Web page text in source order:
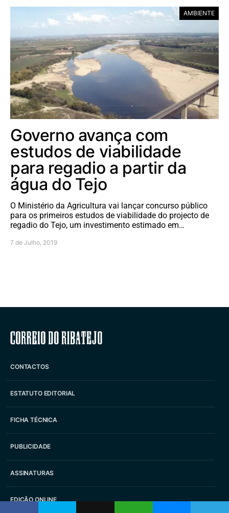
AMBIENTE
Governo avança com
estudos de viabilidade
para regadio a partir da
água do Tejo
O Ministério da Agricultura vai lançar concurso público
para os primeiros estudos de viabilidade do projecto de
regadio do Tejo, um investimento estimado em…
7 de Julho, 2019
Correio do Ribatejo
CONTACTOS
ESTATUTO EDITORIAL
FICHA TÉCNICA
PUBLICIDADE
ASSINATURAS
EDIÇÃO ONLINE